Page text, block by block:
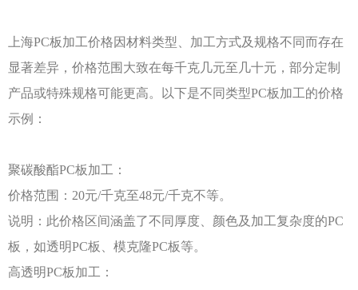
上海PC板加工价格因材料类型、加工方式及规格不同而存在
显著差异，价格范围大致在每千克几元至几十元，部分定制
产品或特殊规格可能更高。以下是不同类型PC板加工的价格
示例：
聚碳酸酯PC板加工：
价格范围： 20元/千克至48元/千克不等。
说明：此价格区间涵盖了不同厚度、颜色及加工复杂度的PC
板，如透明PC板、模克隆PC板等。
高透明PC板加工：